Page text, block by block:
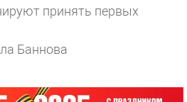
принять первых
Баннова